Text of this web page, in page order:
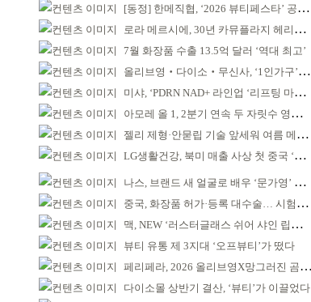
[동정] 한메직협, ‘2026 뷰티페스타’ 공동 주최
로라 메르시에, 30년 카뮤플라지 헤리티지 담아
7월 화장품 수출 13.5억 달러 ‘역대 최고’
올리브영‧다이소‧무신사, ‘1인가구’가 이끈다
미샤, ‘PDRN NAD+ 라인업 ‘리프팅 마스크’ 출시
아모레 올 1, 2분기 연속 두 자릿수 영업이익률 기록
젤리 제형·안묻립 기술 앞세워 여름 메이크업 시장 공략
LG생활건강, 북미 매출 사상 첫 중국 ‘추월’
나스, 브랜드 새 얼굴로 배우 ‘문가영’ 발탁
중국, 화장품 허가·등록 대수술… 시험자료 공용 허용
맥, NEW ‘러스터글래스 쉬어 샤인 립스틱’ 출시
뷰티 유통 제 3지대 ‘오프뷰티’가 떴다
페리페라, 2026 올리브영X망그러진 곰 콜라보
다이소몰 상반기 결산, ‘뷰티’가 이끌었다